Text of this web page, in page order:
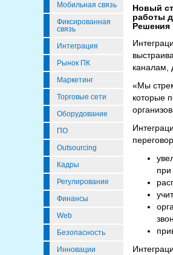
Мобильная связь
Фиксированная
связь
Интеграция
Рынок ПК
Маркетинг
Торговые сети
Оборудование
ПО
Outsourcing
Кадры
Регулирование
Финансы
Web
Безопасность
Инновации
Новый
работы
Решения
каналам,
«Мы
которые
при